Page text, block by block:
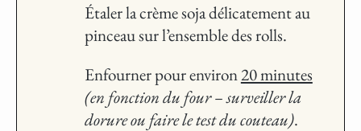
Étaler la crème soja délicatement au
pinceau sur l’ensemble des rolls.
Enfourner pour environ20 minutes
(en fonction du four – surveiller la
dorure ou faire le test du couteau).